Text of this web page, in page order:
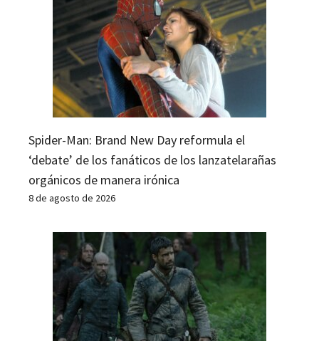
Spider-Man: Brand New Day reformula el
‘debate’ de los fanáticos de los lanzatelarañas
orgánicos de manera irónica
8 de agosto de 2026